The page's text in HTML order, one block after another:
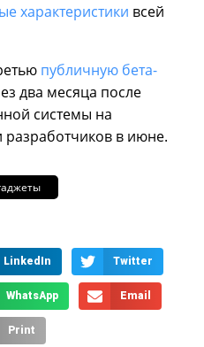
характеристики всей
публичную бета-
два месяца после
системы на
в июне.
LinkedIn Twitter
WhatsApp Email
Print